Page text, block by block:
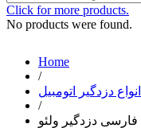
Click for more products.
No products were found.
Home
/
دزدگیر اتومبیل
/
فارسی دزدگیر ولئو